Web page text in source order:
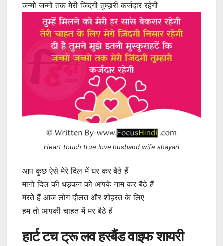
जन्मो जन्मो तक मेरी जिंदगी तुम्हारी कर्जदार रहेगी
Heart touch true love husband wife shayari
आप कुछ ऐसे मेरे दिल में घर कर बैठे हैं
मानो दिल की धड़कन को आपके नाम कर बैठे हैं
मरते हैं आज लोग दौलत और शोहरत के लिए
हम तो आपकी चाहत में मर बैठे हैं
हार्ट टच ट्रू लव हस्बैंड वाइफ शायरी